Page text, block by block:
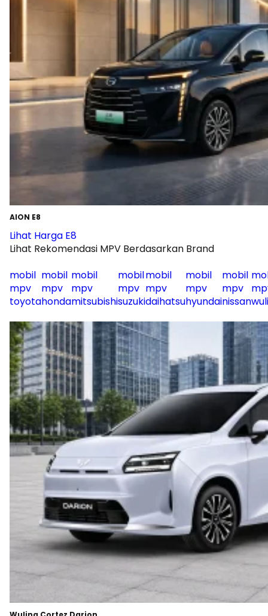
AION E8
Lihat Harga E8
Lihat Rekomendasi MPV Berdasarkan Brand
mobil
mpv
toyota
mobil
mpv
honda
mobil
mpv
mitsubishi
mobil
mpv
suzuki
mobil
mpv
daihatsu
mobil
mpv
hyundai
mobil
mpv
nissan